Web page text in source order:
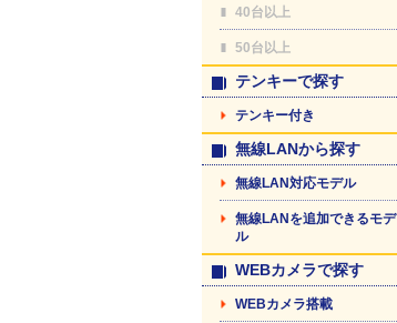
40台以上
50台以上
テンキーで探す
テンキー付き
無線LANから探す
無線LAN対応モデル
無線LANを追加できるモデ
ル
WEBカメラで探す
WEBカメラ搭載